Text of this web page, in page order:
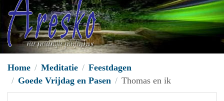
Home Meditatie
Feestdagen
Goede Vrijdag en Pasen
Thomas en ik